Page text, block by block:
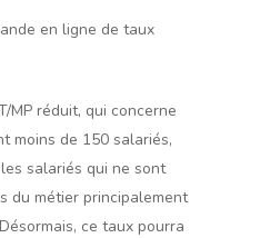
en ligne de taux
MP réduit, qui concerne
moins de 150 salariés,
salariés qui ne sont
du métier principalement
ce taux pourra